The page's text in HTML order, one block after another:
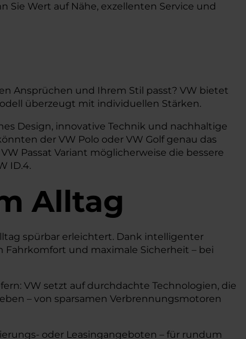
Wert auf Nähe, exzellenten Service und
Ansprüchen und Ihrem Stil passt? VW bietet
überzeugt mit individuellen Stärken.
Design, innovative Technik und nachhaltige
der VW Polo oder VW Golf genau das
Passat Variant möglicherweise die bessere
ID.4.
Alltag
spürbar erleichtert. Dank intelligenter
und maximale Sicherheit – bei
VW setzt auf durchdachte Technologien, die
– von sparsamen Verbrennungsmotoren
oder Leasingangeboten – für rundum